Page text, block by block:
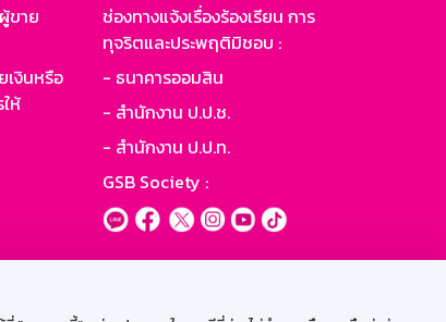
ขาย
เงินหรือ
ห้
ช่องทางแจ้งเรื่องร้องเรียน การ
ทุจริตและประพฤติมิชอบ :
- ธนาคารออมสิน
- สำนักงาน ป.ป.ช.
- สำนักงาน ป.ป.ท.
GSB Society :